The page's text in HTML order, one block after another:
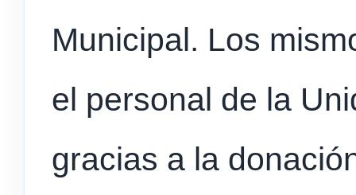
Municipal. Los
el personal de la
gracias a la